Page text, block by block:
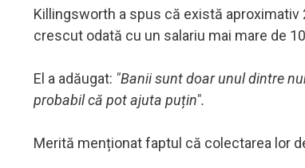
Killingsworth a spus că există
crescut odată cu un salariu mai mare de
El a adăugat: "Banii sunt doar unul dintre
probabil că pot ajuta puțin".
Merită menționat faptul că colectarea lor